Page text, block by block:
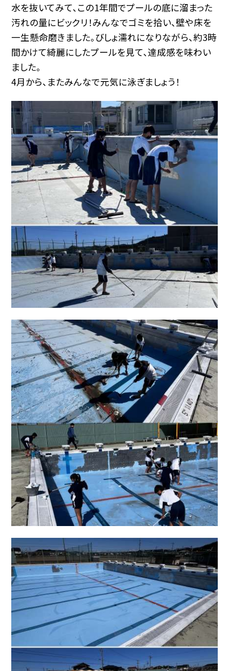
水を抜いてみて、この1年間でプールの底に溜まった
汚れの量にビックリ！みんなでゴミを拾い、壁や床を
一生懸命磨きました。びしょ濡れになりながら、約3時
間かけて綺麗にしたプールを見て、達成感を味わい
ました。
4月から、またみんなで元気に泳ぎましょう！